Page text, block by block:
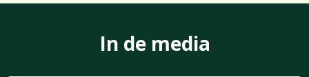
In de media